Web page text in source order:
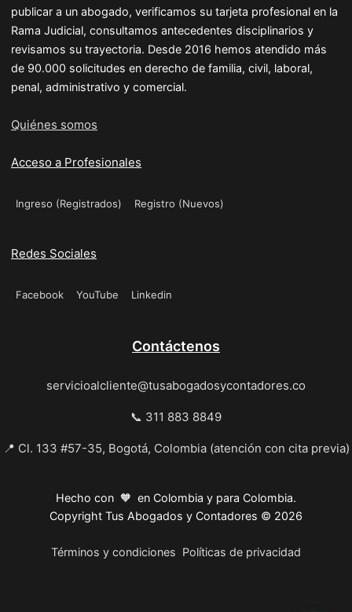
publicar a un abogado, verificamos su tarjeta profesional en la
Rama Judicial, consultamos antecedentes disciplinarios y
revisamos su trayectoria. Desde 2016 hemos atendido más
de 90.000 solicitudes en derecho de familia, civil, laboral,
penal, administrativo y comercial.
Quiénes somos
Acceso a Profesionales
Ingreso (Registrados) Registro (Nuevos)
Redes Sociales
Facebook YouTube Linkedin
Contáctenos
servicioalcliente@tusabogadosycontadores.co
📞 311 883 8849
📍 Cl. 133 #57-35, Bogotá, Colombia (atención con cita previa)
Hecho con 🧡 en Colombia y para Colombia.
Copyright Tus Abogados y Contadores © 2026
Términos y condiciones Políticas de privacidad